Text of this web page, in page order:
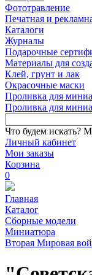
Фототравление
Печатная и
Каталоги
Журналы
Подарочные
Материалы для
Клей, грунт и лак
Окрасочные маски
Проливка для
Проливка для
Что будем искать?
Личный кабинет
Мои заказы
Корзина
0
Главная
Каталог
Сборные модели
Миниатюра
Вторая Мировая